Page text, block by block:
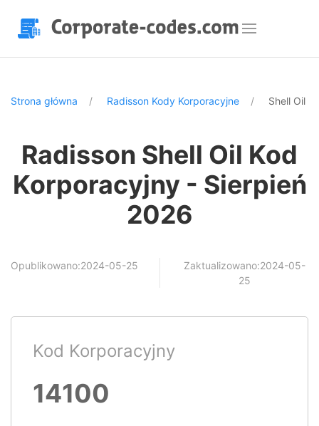
Strona główna Radisson Kody Korporacyjne Shell Oil
Radisson Shell Oil Kod
Korporacyjny - Sierpień
2026
Opublikowano:2024-05-25
Zaktualizowano:2024-05-
25
Kod Korporacyjny
14100